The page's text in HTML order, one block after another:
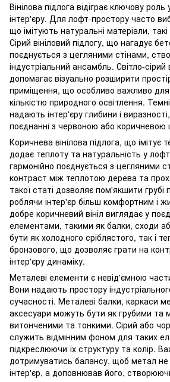
Вінілова підлога відіграє ключову
інтер'єру. Для лофт-простору часто
що імітують натуральні матеріали,
Сірий вініловий підлогу, що нагадує
поєднується з цегляними стінами,
індустріальний ансамбль. Світло-сірий
допомагає візуально розширити
приміщення, що особливо важливо
кількістю природного освітлення. Темні
надають інтер'єру глибини і
поєднанні з червоною або коричневою
Коричнева вінілова підлога, що імітує
додає теплоту та натуральність у
гармонійно поєднується з цегляними
контраст між теплотою дерева та
такої статі дозволяє пом'якшити
роблячи інтер'єр більш комфортним і
добре коричневий вініл виглядає у
елементами, такими як балки, сходи
бути як холодного сріблястого, так і
бронзового, що дозволяє грати на
інтер'єру динаміку.
Металеві елементи є невід'ємною
Вони надають простору
сучасності. Металеві балки, каркаси
аксесуари можуть бути як грубими та
витонченими та тонкими. Сірий або
служить відмінним фоном для таких
підкреслюючи їх структуру та колір.
дотримуватись балансу, щоб метал
інтер'єр, а доповнював його,